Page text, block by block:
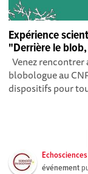
Expérience
"Derrière le
Venez rencontrer
blobologue au
dispositifs pour
événement